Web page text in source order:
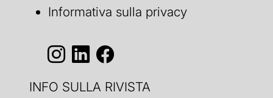
Informativa sulla privacy
INFO SULLA RIVISTA